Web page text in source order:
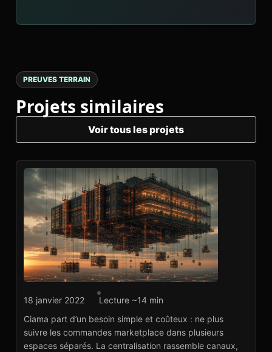
PREUVES TERRAIN
Projets similaires
Voir tous les projets
Agence marketplace
des commandes
marketplace
18 janvier 2022
Lecture ~14 min
Ciama part d’un besoin simple et coûteux : ne plus
suivre les commandes marketplace dans plusieurs
espaces séparés. La centralisation rassemble canaux,